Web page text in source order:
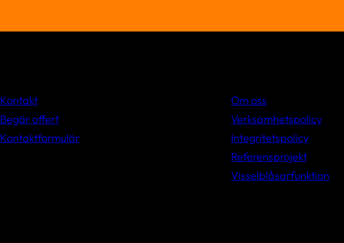
Kontakt
Begär offert
Kontaktformulär
Om oss
Verksamhetspolicy
Integritetspolicy
Referensprojekt
Visselblåsarfunktion